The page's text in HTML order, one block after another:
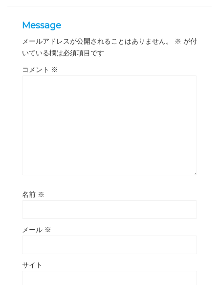
Message
メールアドレスが公開されることはありません。 ※ が付
いている欄は必須項目です
コメント ※
名前 ※
メール ※
サイト